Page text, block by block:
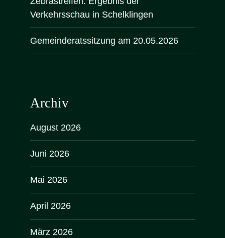
Verkehrsschau in Schelklingen
Gemeinderatssitzung am 20.05.2026
Archiv
August 2026
Juni 2026
Mai 2026
April 2026
März 2026